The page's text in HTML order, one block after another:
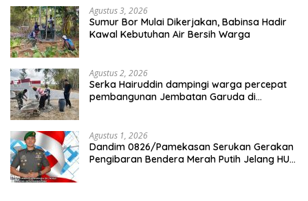
Agustus 3, 2026
Sumur Bor Mulai Dikerjakan, Babinsa Hadir
Kawal Kebutuhan Air Bersih Warga
Agustus 2, 2026
Serka Hairuddin dampingi warga percepat
pembangunan Jembatan Garuda di
Agustus 1, 2026
Dandim 0826/Pamekasan Serukan Gerakan
Pengibaran Bendera Merah Putih Jelang HUT